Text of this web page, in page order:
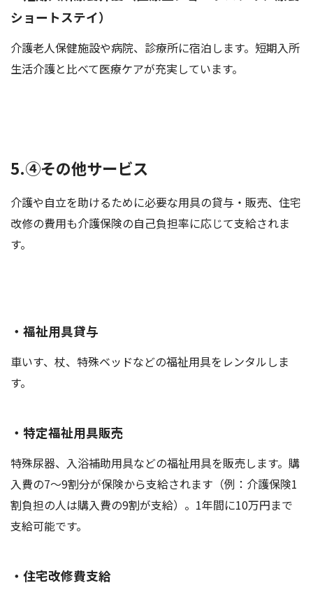
ショートステイ）
介護老人保健施設や病院、診療所に宿泊します。短期入所
生活介護と比べて医療ケアが充実しています。
5.④その他サービス
介護や自立を助けるために必要な用具の貸与・販売、住宅
改修の費用も介護保険の自己負担率に応じて支給されま
す。
・福祉用具貸与
車いす、杖、特殊ベッドなどの福祉用具をレンタルしま
す。
・特定福祉用具販売
特殊尿器、入浴補助用具などの福祉用具を販売します。購
入費の7～9割分が保険から支給されます（例：介護保険1
割負担の人は購入費の9割が支給）。1年間に10万円まで
支給可能です。
・住宅改修費支給